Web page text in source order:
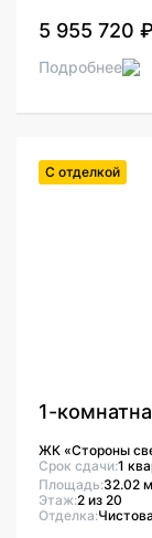
5 955 720 ₽
Подробнее
С отделкой
1-
ЖК «Стороны
Срок сдачи:1
Площадь:32.02 м
Этаж:2 из 20
Отделка: